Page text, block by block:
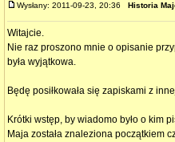
Wysłany: 2011-09-23, 20:36 Historia
Witajcie.
Nie raz proszono mnie o opisanie
była wyjątkowa.
Będę posiłkowała się zapiskami z
Krótki wstęp, by wiadomo było o kim
Maja została znaleziona początkiem